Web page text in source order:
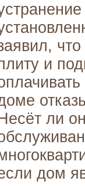
и
ли
дом